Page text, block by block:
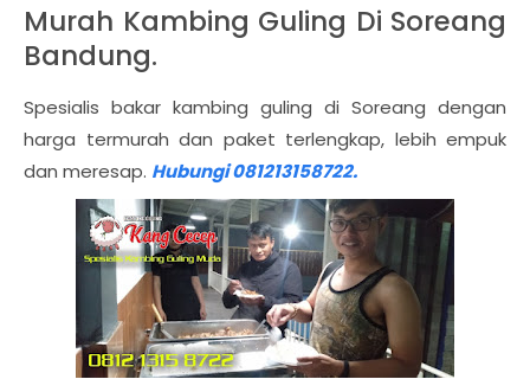
Murah Kambing Guling Di Soreang
Bandung.
Spesialis bakar kambing guling di Soreang dengan
harga termurah dan paket terlengkap, lebih empuk
dan meresap. Hubungi 081213158722.